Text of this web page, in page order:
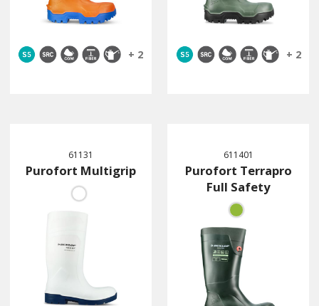
+ 2 + 2
61131
Purofort Multigrip
611401
Purofort Terrapro
Full Safety